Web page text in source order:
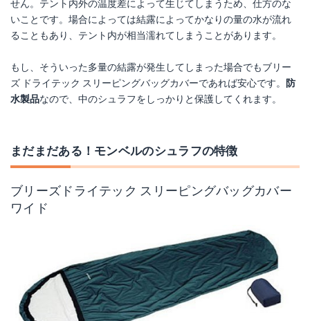
せん。テント内外の温度差によって生じてしまうため、仕方のな
いことです。場合によっては結露によってかなりの量の水が流れ
ることもあり、テント内が相当濡れてしまうことがあります。
もし、そういった多量の結露が発生してしまった場合でもブリー
ズ ドライテック スリーピングバッグカバーであれば安心です。
防
水製品なので、中のシュラフをしっかりと保護してくれます。
まだまだある！モンベルのシュラフの特徴
ブリーズドライテック スリーピングバッグカバー
ワイド